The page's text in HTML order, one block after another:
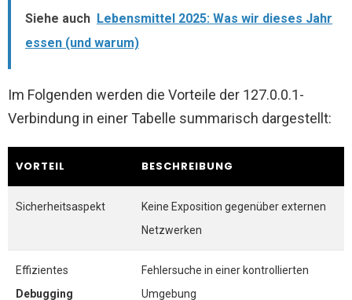
Siehe auch Lebensmittel 2025: Was wir dieses Jahr
essen (und warum)
Im Folgenden werden die Vorteile der 127.0.0.1-
Verbindung in einer Tabelle summarisch dargestellt:
VORTEIL BESCHREIBUNG
Sicherheitsaspekt
Keine Exposition gegenüber externen
Netzwerken
Effizientes
Debugging
Fehlersuche in einer kontrollierten
Umgebung